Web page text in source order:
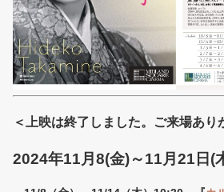
＜上映は終了しました。ご来場あり
2024年11月8(金)～11月21日